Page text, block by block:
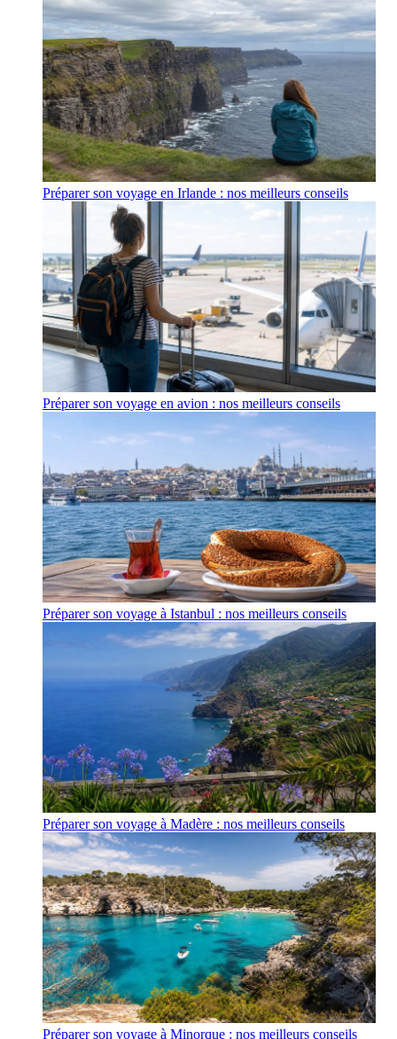
Préparer son voyage en Irlande : nos meilleurs conseils
Préparer son voyage en avion : nos meilleurs conseils
Préparer son voyage à Istanbul : nos meilleurs conseils
Préparer son voyage à Madère : nos meilleurs conseils
Préparer son voyage à Minorque : nos meilleurs conseils